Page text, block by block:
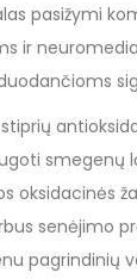
pasižymi
ir
smegenų
oksidacinės
senėjimo
pagrindinių